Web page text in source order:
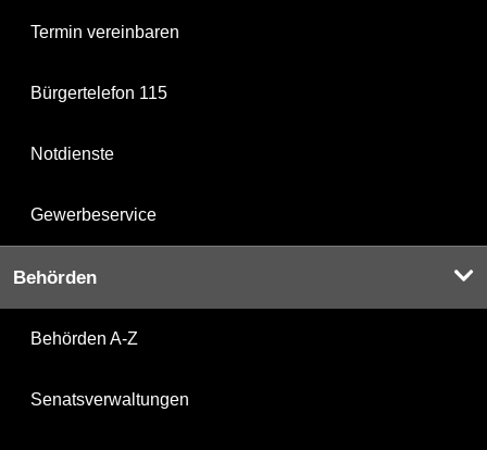
Termin vereinbaren
Bürgertelefon 115
Notdienste
Gewerbeservice
Behörden
Behörden A-Z
Senatsverwaltungen